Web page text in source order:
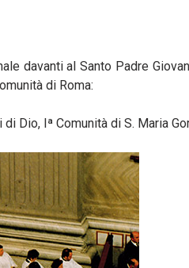
davanti al Santo Padre
di Roma:
di Dio, Iª Comunità di S. Maria